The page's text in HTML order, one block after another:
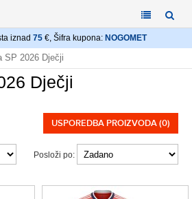
iznad 75 €, Šifra kupona: NOGOMET
SP 2026 Dječji
Dječji
USPOREDBA PROIZVODA (0)
Posloži po: